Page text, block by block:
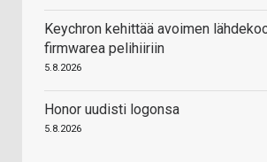
Keychron kehittää avoimen
firmwarea pelihiiriin
5.8.2026
Honor uudisti logonsa
5.8.2026